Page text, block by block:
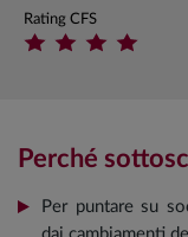
Rating CFS
Perché
Per puntare su